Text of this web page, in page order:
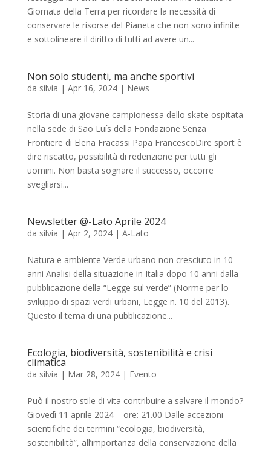
Giornata della Terra per ricordare la necessità di
conservare le risorse del Pianeta che non sono infinite
e sottolineare il diritto di tutti ad avere un...
Non solo studenti, ma anche sportivi
da silvia | Apr 16, 2024| News
Storia di una giovane campionessa dello skate ospitata
nella sede di São Luís della Fondazione Senza
Frontiere di Elena Fracassi Papa FrancescoDire sport è
dire riscatto, possibilità di redenzione per tutti gli
uomini. Non basta sognare il successo, occorre
svegliarsi...
Newsletter @-Lato Aprile 2024
da silvia | Apr 2, 2024| A-Lato
Natura e ambiente Verde urbano non cresciuto in 10
anni Analisi della situazione in Italia dopo 10 anni dalla
pubblicazione della “Legge sul verde” (Norme per lo
sviluppo di spazi verdi urbani, Legge n. 10 del 2013).
Questo il tema di una pubblicazione...
Ecologia, biodiversità, sostenibilità e crisi
climatica
da silvia | Mar 28, 2024| Evento
Può il nostro stile di vita contribuire a salvare il mondo?
Giovedì 11 aprile 2024 – ore: 21.00 Dalle accezioni
scientifiche dei termini “ecologia, biodiversità,
sostenibilità”, all’importanza della conservazione della